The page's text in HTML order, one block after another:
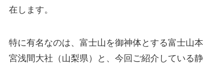
在します。
特に有名なのは、富士山を御神体とする富士山本
宮浅間大社（山梨県）と、今回ご紹介している静